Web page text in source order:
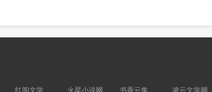
红阅文学 火星小说网 书香云集 凌云文学网